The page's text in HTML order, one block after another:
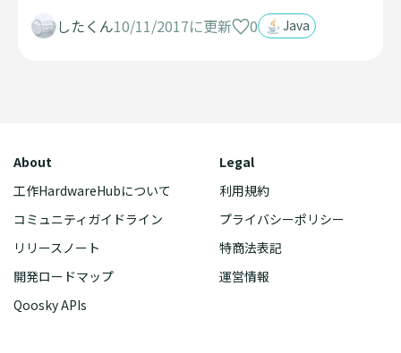
したくん10/11/2017に更新 0 Java
About
工作HardwareHubについて
コミュニティガイドライン
リリースノート
開発ロードマップ
Qoosky APIs
Legal
利用規約
プライバシーポリシー
特商法表記
運営情報